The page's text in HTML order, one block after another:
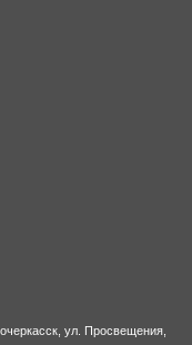
ул. Просвещения,